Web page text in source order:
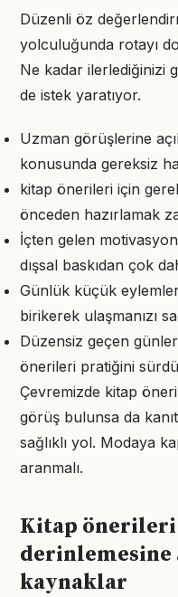
Düzenli öz
yolculuğunda rotayı
Ne kadar ilerlediğinizi
de istek yaratıyor.
Uzman görüşlerine
konusunda gereksiz
kitap önerileri için
önceden hazırlamak
İçten gelen
dışsal baskıdan çok
Günlük küçük
birikerek ulaşmanızı
Düzensiz geçen
önerileri pratiğini
Çevremizde kitap
görüş bulunsa da
sağlıklı yol. Modaya
aranmalı.
Kitap
kaynaklar